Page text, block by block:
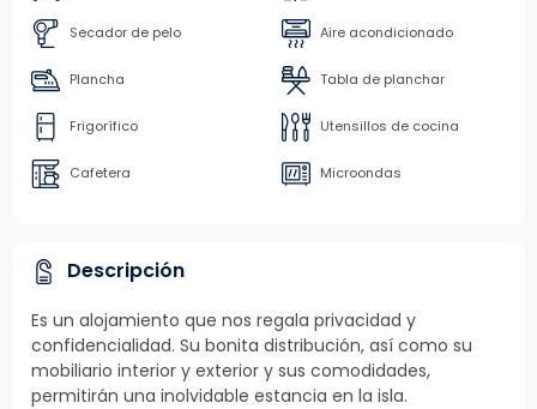
Secador de pelo Aire acondicionado
Plancha Tabla de planchar
Frigorífico Utensillos de cocina
Cafetera Microondas
Descripción
Es un alojamiento que nos regala privacidad y
confidencialidad. Su bonita distribución, así como su
mobiliario interior y exterior y sus comodidades,
permitirán una inolvidable estancia en la isla.